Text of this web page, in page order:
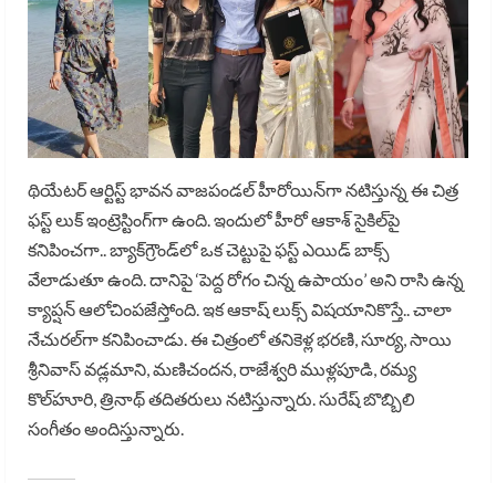
థియేటర్ ఆర్టిస్ట్ భావన వాజపండల్ హీరోయిన్‌గా నటిస్తున్న ఈ చిత్ర
ఫస్ట్ లుక్‌ ఇంట్రెస్టింగ్‌గా ఉంది. ఇందులో హీరో ఆకాశ్ సైకిల్‌పై
కనిపించగా.. బ్యాక్‌గ్రౌండ్‌లో ఒక చెట్టుపై ఫస్ట్ ఎయిడ్ బాక్స్‌
వేలాడుతూ ఉంది. దానిపై ‘పెద్ద రోగం చిన్న ఉపాయం’ అని రాసి ఉన్న
క్యాప్షన్ ఆలోచింపజేస్తోంది. ఇక ఆకాష్ లుక్స్ విషయానికొస్తే.. చాలా
నేచురల్‌గా కనిపించాడు. ఈ చిత్రంలో తనికెళ్ల భరణి, సూర్య, సాయి
శ్రీనివాస్ వడ్లమాని, మణిచందన, రాజేశ్వరి ముళ్లపూడి, రమ్య
కొల్‌హూరి, త్రినాథ్ తదితరులు నటిస్తున్నారు. సురేష్ బొబ్బిలి
సంగీతం అందిస్తున్నారు.